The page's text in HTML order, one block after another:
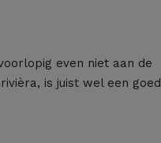
even niet aan de
is juist wel een goed